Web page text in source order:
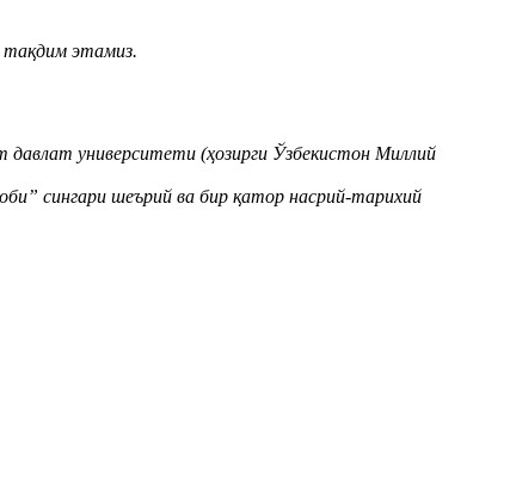
тақдим этамиз.
университети (ҳозирги Ўзбекистон Миллий
сингари шеърий ва бир қатор насрий-тарихий